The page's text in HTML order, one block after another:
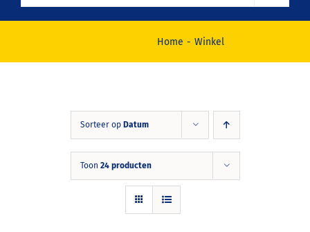
Home Winkel
Sorteer op Datum
Toon 24 producten